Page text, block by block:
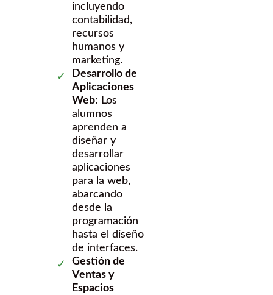
incluyendo
contabilidad,
recursos
humanos y
marketing.
Desarrollo de
Aplicaciones
Web: Los
alumnos
aprenden a
diseñar y
desarrollar
aplicaciones
para la web,
abarcando
desde la
programación
hasta el diseño
de interfaces.
Gestión de
Ventas y
Espacios